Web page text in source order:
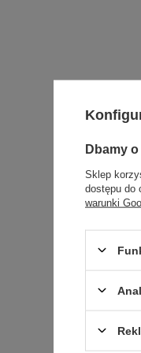
Dbamy
Sklep
dostępu do
warunki